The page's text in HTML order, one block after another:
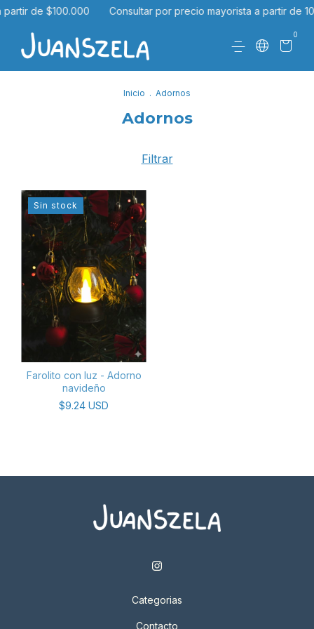
de $100.000 Consultar por precio mayorista a partir de
0
Inicio . Adornos
Adornos
Filtrar
Sin stock
Farolito con luz - Adorno
navideño
$9.24 USD
Categorias
Contacto